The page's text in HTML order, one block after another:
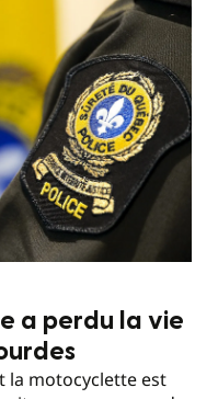
a perdu la vie
la motocyclette est